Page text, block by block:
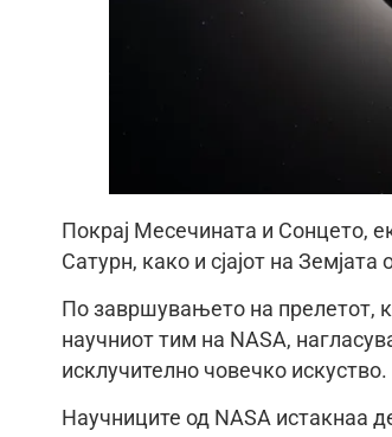
Покрај Месечината и Сонцето,
Сатурн, како и сјајот на
По завршувањето на прелетот,
научниот тим на NASA,
исклучително човечко искуство.
Научниците од NASA истакнаа